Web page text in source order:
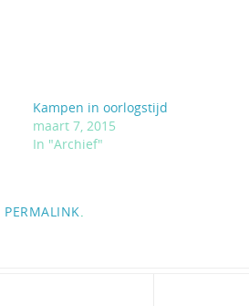
Kampen in oorlogstijd
maart 7, 2015
In "Archief"
PERMALINK.